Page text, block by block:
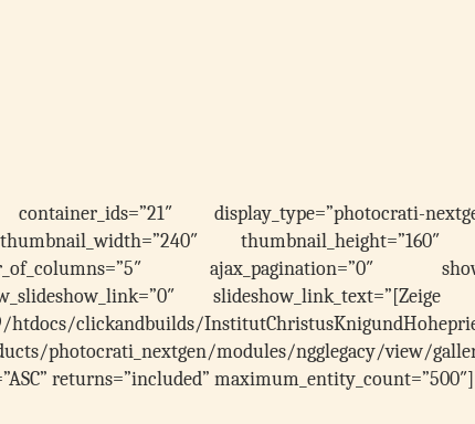
display_type=”photocrati-
thumbnail_height=”160″
ajax_pagination=”0″
htdocs/clickandbuilds/
photocrati_nextgen/modules/ngglegacy/view/
returns=”included” maximum_entity_count=”500″]